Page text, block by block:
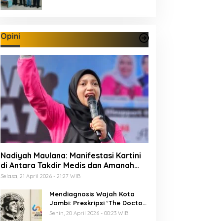
Opini
Nadiyah Maulana: Manifestasi Kartini
di Antara Takdir Medis dan Amanah
Publik
Selasa, 21 April 2026 - 21:27 WIB
Mendiagnosis Wajah Kota
Jambi: Preskripsi ‘The Doctor’
Menuju 625 Tahun Tanah Pilih
Senin, 20 April 2026 - 00:23 WIB